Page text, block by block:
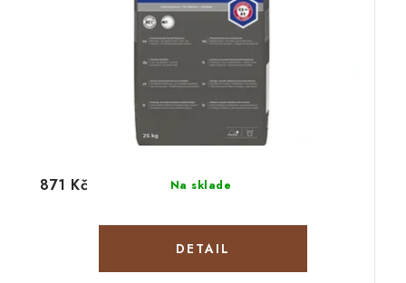
Na sklade
871 Kč
DETAIL